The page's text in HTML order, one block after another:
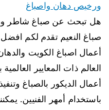
ورخيص دهان واصباغ
هل تبحث عن صباغ شاطر
صباغ النعيم تقدم لكم افضل
أعمال اصباغ الكويت
العالم ذات المعايير
أعمال الديكور بالصباغ
باستخدام أمهر الفنيين.